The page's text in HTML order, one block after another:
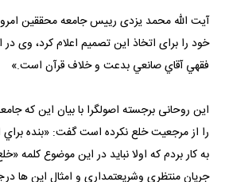
آیت الله محمد یزدی رییس جامعه محققین
خود را برای اتخاذ این تصمیم اعلام کرد، وی
فقهي آقاي صانعي بدعت و خلاف قرآن است.»
این روحانی برجسته اصولگرا با بیان این که
را از مرجعیت خلع نکرده است گفت: «بنده براي
به کار بردم که اولا نبايد در اين موضوع کلمه
جريان منتظري وشريعتمداري و امثال اين ها